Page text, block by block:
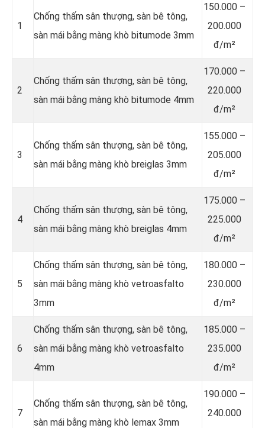
1
Chống thấm sân thượng, sàn bê tông,
sàn mái bằng màng khò bitumode 3mm
150.000 –
200.000
đ/m²
2
Chống thấm sân thượng, sàn bê tông,
sàn mái bằng màng khò bitumode 4mm
170.000 –
220.000
đ/m²
3
Chống thấm sân thượng, sàn bê tông,
sàn mái bằng màng khò breiglas 3mm
155.000 –
205.000
đ/m²
4
Chống thấm sân thượng, sàn bê tông,
sàn mái bằng màng khò breiglas 4mm
175.000 –
225.000
đ/m²
5
Chống thấm sân thượng, sàn bê tông,
sàn mái bằng màng khò vetroasfalto
3mm
180.000 –
230.000
đ/m²
6
Chống thấm sân thượng, sàn bê tông,
sàn mái bằng màng khò vetroasfalto
4mm
185.000 –
235.000
đ/m²
7
Chống thấm sân thượng, sàn bê tông,
sàn mái bằng màng khò lemax 3mm
190.000 –
240.000